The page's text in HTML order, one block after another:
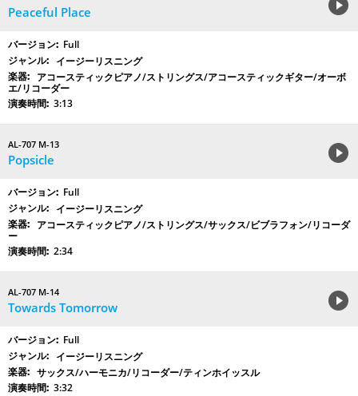
Peaceful Place
Full
イージーリスニング
アコースティックピアノ/ストリングス/アコースティックギター/オーボ
エ/リコーダー
3:13
AL-707 M-13
Popsicle
Full
イージーリスニング
アコースティックピアノ/ストリングス/サックス/ビブラフォン/リコーダ
ー
2:34
AL-707 M-14
Towards Tomorrow
Full
イージーリスニング
サックス/ハーモニカ/リコーダー/ティンホイッスル
3:32